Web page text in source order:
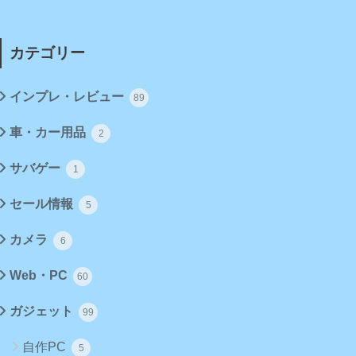
カテゴリー
インプレ・レビュー 89
車・カー用品 2
サバゲー 1
セール情報 5
カメラ 6
Web・PC 60
ガジェット 99
自作PC 5